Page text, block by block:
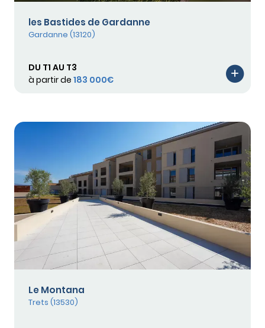
les Bastides de Gardanne
Gardanne (13120)
DU T1 AU T3
à partir de 183 000€
Le Montana
Trets (13530)